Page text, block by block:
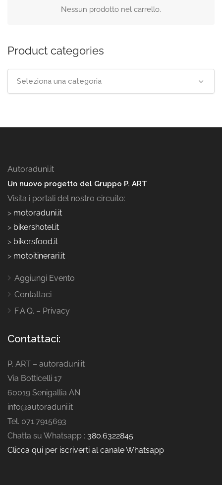
Nessun prodotto nel carrello.
Product categories
Seleziona una categoria
Autoraduni.it
Un nuovo progetto del Gruppo P. ART
Visita i portali del nostro circuito:
> motoraduni.it
> bikershotel.it
> bikersfood.it
> motoitinerari.it
Aggiungi Evento
Contattaci
F.A.Q. – Privacy
Contattaci:
P. ART – autoraduni.it
Via Botticelli 17
60019 Senigallia AN
info@autoraduni.it
Tel. 071.7915693
Chatta su Whatsapp : 380.6322845
Clicca qui per iscriverti al canale Whatsapp